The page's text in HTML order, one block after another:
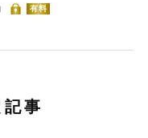
有料
事